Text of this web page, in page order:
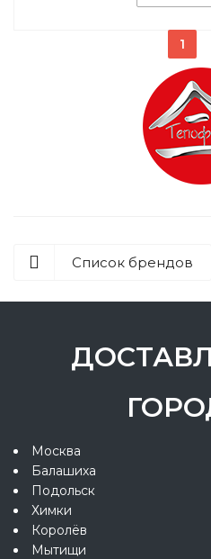
1
Список брендов
Москва
Балашиха
Подольск
Химки
Королёв
Мытищи